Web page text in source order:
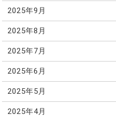
2025年9月
2025年8月
2025年7月
2025年6月
2025年5月
2025年4月